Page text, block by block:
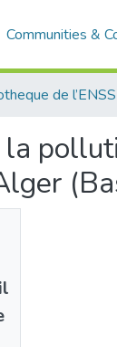
Communities &
de
la